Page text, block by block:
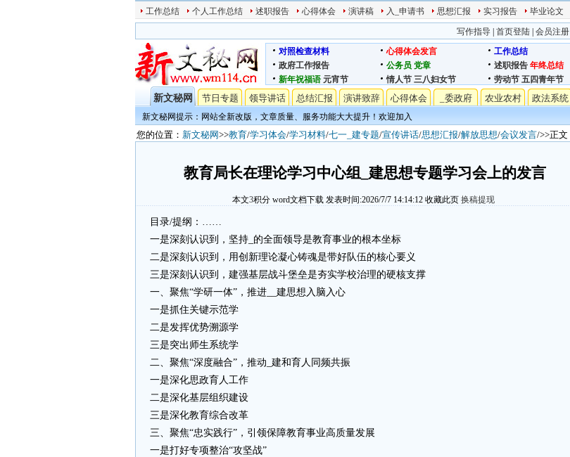
工作总结 个人工作总结 述职报告 心得体会 演讲稿 入_申请书 思想汇报 实习报告 毕业论文
写作指导 首页登陆 会员注册
对照检查材料
心得体会发言 工作总结
政府工作报告
公务员 党章 述职报告 年终总结
新年祝福语 元宵节 情人节 三八妇女节 劳动节 五四青年节
新文秘网 节日专题 领导讲话 总结汇报 演讲致辞 心得体会 _委政府 农业农村 政法系统
新文秘网提示：网站全新改版，文章质量、服务功能大大提升！欢迎加入
您的位置： 新文秘网>>教育/学习体会/学习材料/七一_建专题/宣传讲话/思想汇报/解放思想/会议发言/>>正文
教育局长在理论学习中心组_建思想专题学习会上的发言
本文3积分 word文档下载 发表时间:2026/7/7 14:14:12 收藏此页 换稿提现
目录/提纲：……
一是深刻认识到，坚持_的全面领导是教育事业的根本坐标
二是深刻认识到，用创新理论凝心铸魂是带好队伍的核心要义
三是深刻认识到，建强基层战斗堡垒是夯实学校治理的硬核支撑
一、聚焦“学研一体”，推进__建思想入脑入心
一是抓住关键示范学
二是发挥优势溯源学
三是突出师生系统学
二、聚焦“深度融合”，推动_建和育人同频共振
一是深化思政育人工作
二是深化基层组织建设
三是深化教育综合改革
三、聚焦“忠实践行”，引领保障教育事业高质量发展
一是打好专项整治“攻坚战”